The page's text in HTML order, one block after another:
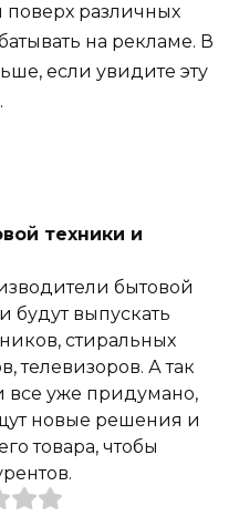
различных
на рекламе. В
если увидите эту
техники и
бытовой
будут выпускать
стиральных
телевизоров. А так
все уже придумано,
новые решения и
товара, чтобы